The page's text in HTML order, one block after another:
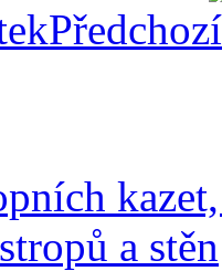
Předchozí
a stěn